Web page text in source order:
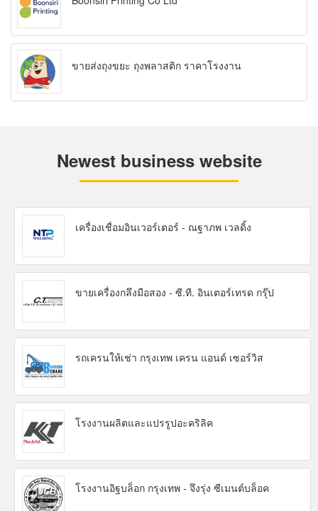
ขายส่งถุงขยะ ถุงพลาสติก ราคาโรงงาน
Newest business website
เครื่องเชื่อมอินเวอร์เตอร์ - ณฐาภพ เวลดิ้ง
ขายเครื่องกลึงมือสอง - ซี.ที. อินเตอร์เทรด กรุ๊ป
รถเครนให้เช่า กรุงเทพ เครน แอนด์ เซอร์วิส
โรงงานผลิตและแปรรูปอะคริลิค
โรงงานอิฐบล็อก กรุงเทพ - จึงรุ่ง ซีเมนต์บล็อค